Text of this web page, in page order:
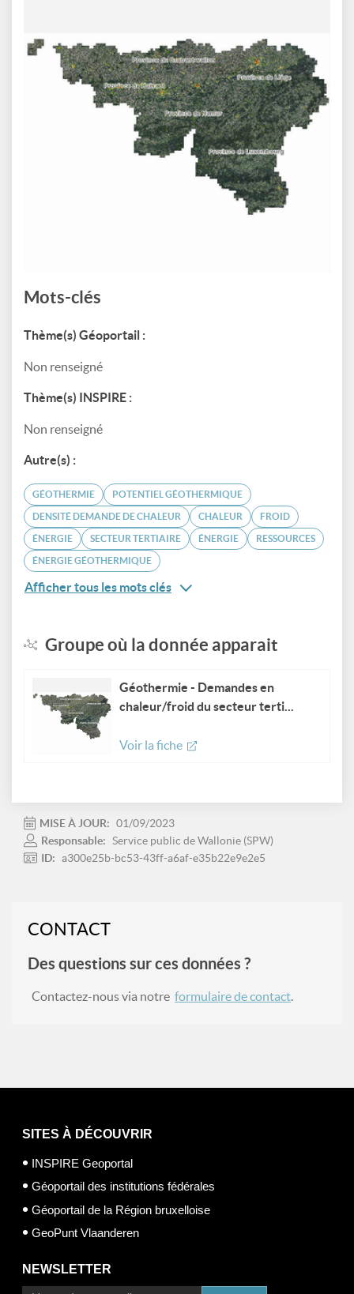
Mots-clés
Thème(s) Géoportail :
Non renseigné
Thème(s) INSPIRE :
Non renseigné
Autre(s) :
GÉOTHERMIE POTENTIEL GÉOTHERMIQUE
DENSITÉ DEMANDE DE CHALEUR CHALEUR FROID
ÉNERGIE SECTEUR TERTIAIRE ÉNERGIE RESSOURCES
ÉNERGIE GÉOTHERMIQUE
Afficher tous les mots clés
Groupe où la donnée apparait
Géothermie - Demandes en
chaleur/froid du secteur terti...
Voir la fiche
MISE À JOUR: 01/09/2023
Responsable: Service public de Wallonie (SPW)
ID: a300e25b-bc53-43ff-a6af-e35b22e9e2e5
CONTACT
Des questions sur ces données ?
Contactez-nous via notre formulaire de contact.
SITES À DÉCOUVRIR
INSPIRE Geoportal
Géoportail des institutions fédérales
Géoportail de la Région bruxelloise
GeoPunt Vlaanderen
NEWSLETTER